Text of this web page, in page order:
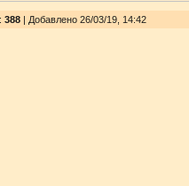
388| Добавлено 26/03/19, 14:42